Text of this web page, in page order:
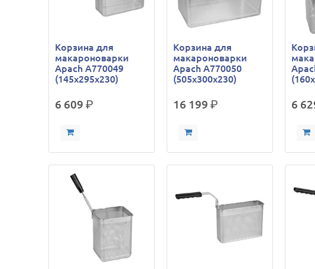
Корзина для
макароноварки
Apach A770049
(145х295х230)
6 609р.
Корзина для
макароноварки
Apach A770050
(505х300х230)
16 199р. 6